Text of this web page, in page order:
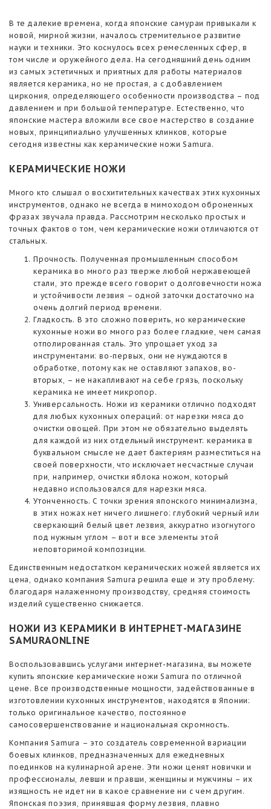
В те далекие времена, когда японские самураи привыкали к
новой, мирной жизни, началось стремительное развитие
науки и техники. Это коснулось всех ремесленных сфер, в
том числе и оружейного дела. На сегодняшний день одним
из самых эстетичных и приятных для работы материалов
является керамика, но не простая, а с добавлением
циркония, определяющего особенности производства – под
давлением и при большой температуре. Естественно, что
японские мастера вложили все свое мастерство в создание
новых, принципиально улучшенных клинков, которые
сегодня известны как керамические ножи Samura.
КЕРАМИЧЕСКИЕ НОЖИ
Много кто слышал о восхитительных качествах этих кухонных
инструментов, однако не всегда в мимоходом оброненных
фразах звучала правда. Рассмотрим несколько простых и
точных фактов о том, чем керамические ножи отличаются от
стальных.
Прочность. Полученная промышленным способом
керамика во много раз тверже любой нержавеющей
стали, это прежде всего говорит о долговечности ножа
и устойчивости лезвия – одной заточки достаточно на
очень долгий период времени.
Гладкость. В это сложно поверить, но керамические
кухонные ножи во много раз более гладкие, чем самая
отполированная сталь. Это упрощает уход за
инструментами: во-первых, они не нуждаются в
обработке, потому как не оставляют запахов, во-
вторых, – не накапливают на себе грязь, поскольку
керамика не имеет микропор.
Универсальность. Ножи из керамики отлично подходят
для любых кухонных операций: от нарезки мяса до
очистки овощей. При этом не обязательно выделять
для каждой из них отдельный инструмент: керамика в
буквальном смысле не дает бактериям разместиться на
своей поверхности, что исключает несчастные случаи
при, например, очистки яблока ножом, который
недавно использовался для нарезки мяса.
Утонченность. С точки зрения японского минимализма,
в этих ножах нет ничего лишнего: глубокий черный или
сверкающий белый цвет лезвия, аккуратно изогнутого
под нужным углом – вот и все элементы этой
неповторимой композиции.
Единственным недостатком керамических ножей является их
цена, однако компания Samura решила еще и эту проблему:
благодаря налаженному производству, средняя стоимость
изделий существенно снижается.
НОЖИ ИЗ КЕРАМИКИ В ИНТЕРНЕТ-МАГАЗИНЕ
SAMURAONLINE
Воспользовавшись услугами интернет-магазина, вы можете
купить японские керамические ножи Samura по отличной
цене. Все производственные мощности, задействованные в
изготовлении кухонных инструментов, находятся в Японии:
только оригинальное качество, постоянное
самосовершенствование и национальная скромность.
Компания Samura – это создатель современной вариации
боевых клинков, предназначенных для ежедневных
поединков на кулинарной арене. Эти ножи ценят новички и
профессионалы, левши и правши, женщины и мужчины – их
изящность не идет ни в какое сравнение ни с чем другим.
Японская поэзия, принявшая форму лезвия, плавно